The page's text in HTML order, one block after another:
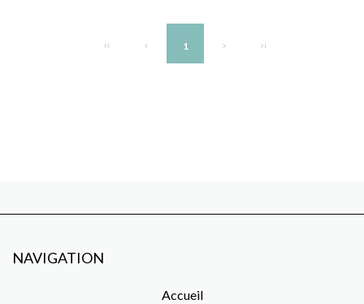
1
NAVIGATION
Accueil